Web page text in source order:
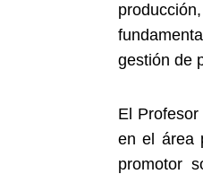
gestión de
El Profesor
en el área
promotor